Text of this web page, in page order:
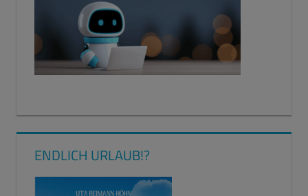
ENDLICH URLAUB!?